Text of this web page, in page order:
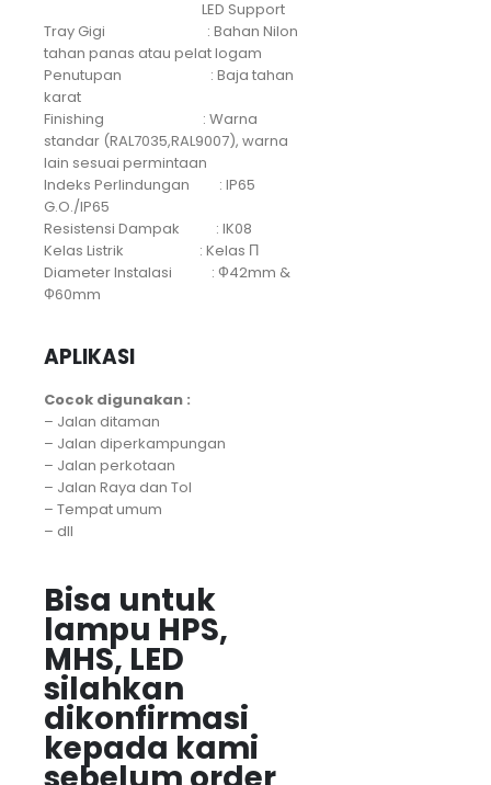
LED Support
Tray Gigi : Bahan Nilon
tahan panas atau pelat logam
Penutupan : Baja tahan
karat
Finishing : Warna
standar (RAL7035,RAL9007), warna
lain sesuai permintaan
Indeks Perlindungan : IP65
G.O./IP65
Resistensi Dampak : IK08
Kelas Listrik : Kelas П
Diameter Instalasi : Ф42mm &
Ф60mm
APLIKASI
Cocok digunakan :
– Jalan ditaman
– Jalan diperkampungan
– Jalan perkotaan
– Jalan Raya dan Tol
– Tempat umum
– dll
Bisa untuk
lampu HPS,
MHS, LED
silahkan
dikonfirmasi
kepada kami